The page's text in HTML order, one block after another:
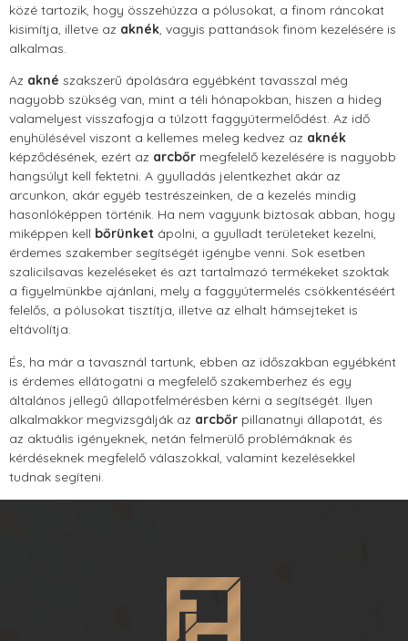
közé tartozik, hogy összehúzza a pólusokat, a finom ráncokat
kisimítja, illetve az aknék, vagyis pattanások finom kezelésére is
alkalmas.
Az akné szakszerű ápolására egyébként tavasszal még
nagyobb szükség van, mint a téli hónapokban, hiszen a hideg
valamelyest visszafogja a túlzott faggyútermelődést. Az idő
enyhülésével viszont a kellemes meleg kedvez az aknék
képződésének, ezért az arcbőr megfelelő kezelésére is nagyobb
hangsúlyt kell fektetni. A gyulladás jelentkezhet akár az
arcunkon, akár egyéb testrészeinken, de a kezelés mindig
hasonlóképpen történik. Ha nem vagyunk biztosak abban, hogy
miképpen kell bőrünket ápolni, a gyulladt területeket kezelni,
érdemes szakember segítségét igénybe venni. Sok esetben
szalicilsavas kezeléseket és azt tartalmazó termékeket szoktak
a figyelmünkbe ajánlani, mely a faggyútermelés csökkentéséért
felelős, a pólusokat tisztítja, illetve az elhalt hámsejteket is
eltávolítja.
És, ha már a tavasznál tartunk, ebben az időszakban egyébként
is érdemes ellátogatni a megfelelő szakemberhez és egy
általános jellegű állapotfelmérésben kérni a segítségét. Ilyen
alkalmakkor megvizsgálják az arcbőr pillanatnyi állapotát, és
az aktuális igényeknek, netán felmerülő problémáknak és
kérdéseknek megfelelő válaszokkal, valamint kezelésekkel
tudnak segíteni.